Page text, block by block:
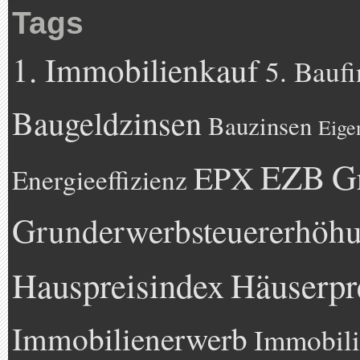
Tags
1. Immobilienkauf5.
BaugeldzinsenBauzinsen
Energieeffizienz EPXEZB
Hauspreisindex
Immobilienerwerb